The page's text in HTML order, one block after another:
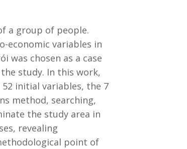
a group of people.
economic variables in
chosen as a case
study. In this work,
initial variables, the 7
method, searching,
the study area in
revealing
point of